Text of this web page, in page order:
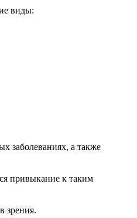
виды:
заболеваниях, а также
привыкание к таким
зрения.